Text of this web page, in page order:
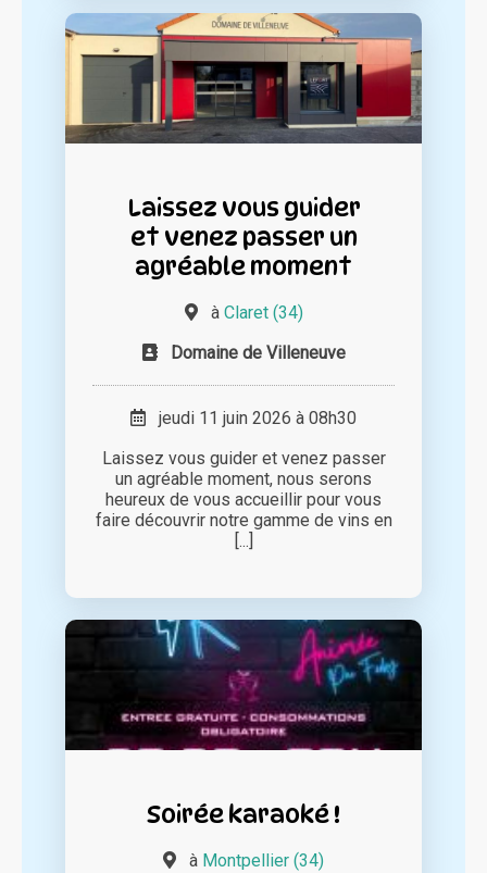
Laissez vous guider
et venez passer un
agréable moment
à Claret (34)
Domaine de Villeneuve
jeudi 11 juin 2026 à 08h30
Laissez vous guider et venez passer
un agréable moment, nous serons
heureux de vous accueillir pour vous
faire découvrir notre gamme de vins en
[...]
Soirée karaoké !
à Montpellier (34)